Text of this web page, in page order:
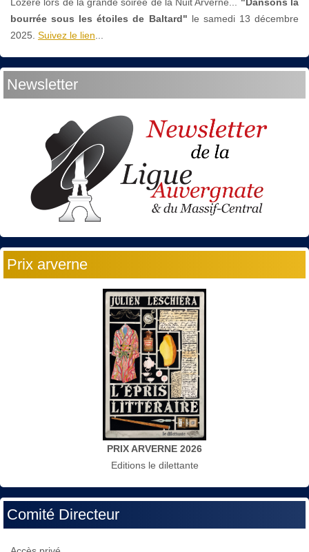
bourrée sous les étoiles de Baltard" le samedi 13 décembre
2025. Suivez le lien
Newsletter
Prix arverne
PRIX ARVERNE 2026
Editions le dilettante
Comité Directeur